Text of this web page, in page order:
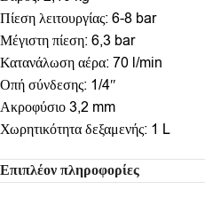
Πίεση λειτουργίας: 6-8 bar
Μέγιστη πίεση: 6,3 bar
Κατανάλωση αέρα: 70 l/min
Οπή σύνδεσης: 1/4″
Ακροφύσιο 3,2 mm
Χωρητικότητα δεξαμενής: 1 L
Επιπλέον πληροφορίες